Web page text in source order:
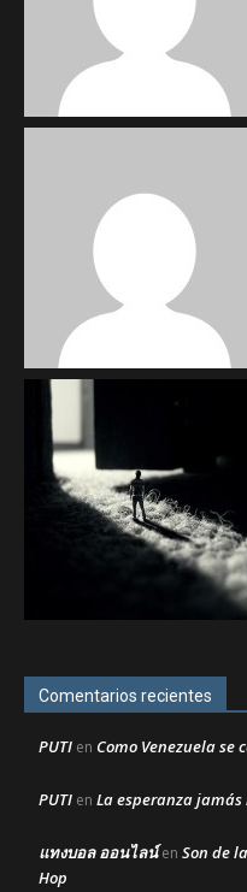
Comentarios recientes
PUTI en Como Venezuela
PUTI en La esperanza
แทงบอล ออนไลน์en Son de
Hop